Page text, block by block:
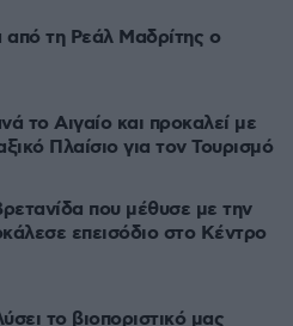
από τη Ρεάλ Μαδρίτης ο
το Αιγαίο και προκαλεί με
Πλαίσιο για τον Τουρισμό
που μέθυσε με την
επεισόδιο στο Κέντρο
το βιοποριστικό μας